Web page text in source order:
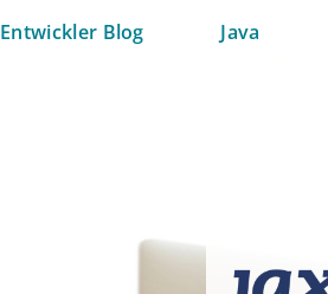
Entwickler Blog Java